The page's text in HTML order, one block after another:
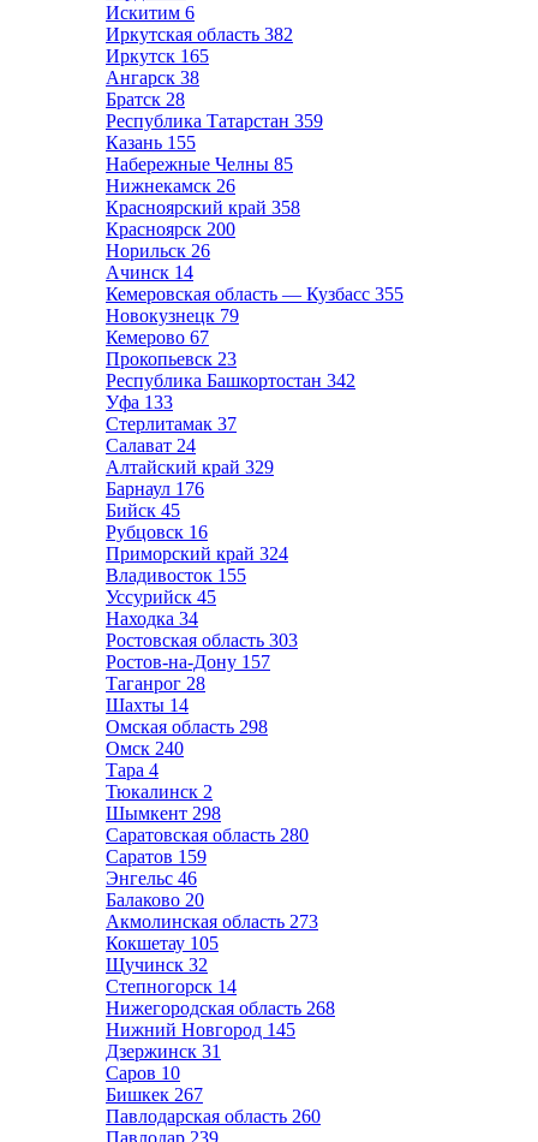
Искитим 6
Иркутская область 382
Иркутск 165
Ангарск 38
Братск 28
Республика Татарстан 359
Казань 155
Набережные Челны 85
Нижнекамск 26
Красноярский край 358
Красноярск 200
Норильск 26
Ачинск 14
Кемеровская область — Кузбасс 355
Новокузнецк 79
Кемерово 67
Прокопьевск 23
Республика Башкортостан 342
Уфа 133
Стерлитамак 37
Салават 24
Алтайский край 329
Барнаул 176
Бийск 45
Рубцовск 16
Приморский край 324
Владивосток 155
Уссурийск 45
Находка 34
Ростовская область 303
Ростов-на-Дону 157
Таганрог 28
Шахты 14
Омская область 298
Омск 240
Тара 4
Тюкалинск 2
Шымкент 298
Саратовская область 280
Саратов 159
Энгельс 46
Балаково 20
Акмолинская область 273
Кокшетау 105
Щучинск 32
Степногорск 14
Нижегородская область 268
Нижний Новгород 145
Дзержинск 31
Саров 10
Бишкек 267
Павлодарская область 260
Павлодар 239